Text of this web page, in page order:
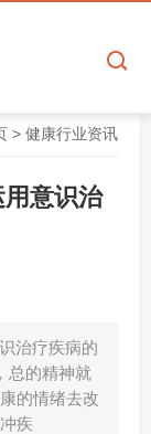
>健康行业资讯
意识治
治疗疾病的
总的精神就
的情绪去改
疾